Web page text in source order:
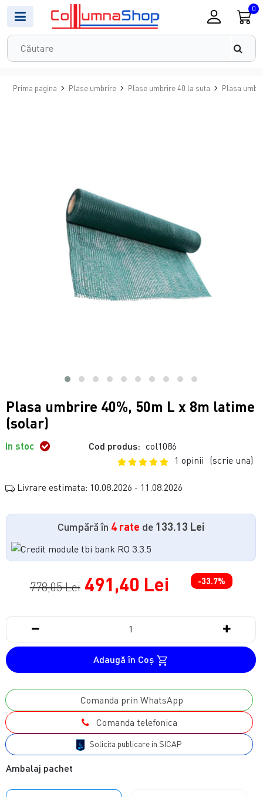
0
Prima pagina Plase umbrire Plase umbrire 40 la suta Plasa
Plasa umbrire 40%, 50m L x 8m latime
(solar)
In stoc Cod produs: col1086
1 opinii (scrie una)
Livrare estimata: 10.08.2026 - 11.08.2026
Cumpără în 4 rate de 133.13 Lei
778,05 Lei 491,40 Lei -33.7%
Adaugă în Coş
Comanda prin WhatsApp
Comanda telefonica
Solicita publicare in SICAP
Ambalaj pachet